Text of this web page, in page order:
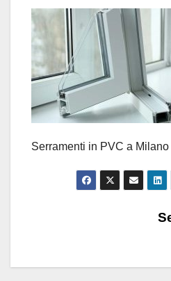
Serramenti in PVC a Milano
Navigazione